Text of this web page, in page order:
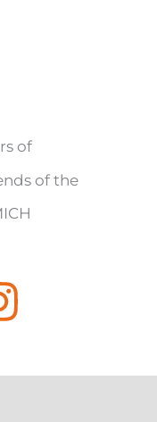
of
of the